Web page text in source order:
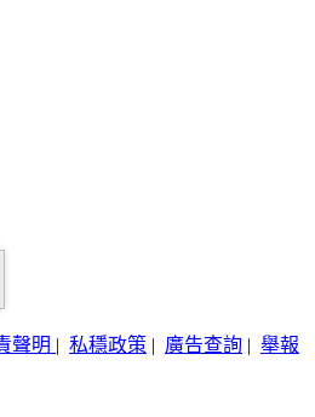
聲明 | 私穩政策 | 廣告查詢 | 舉報